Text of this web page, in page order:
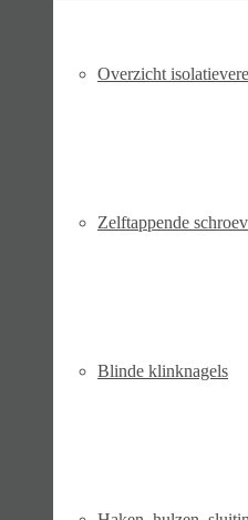
Overzicht
Zelftappende
Blinde klinknagels